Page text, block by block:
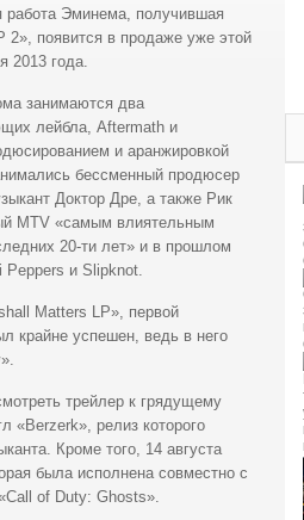
работа Эминема, получившая
2», появится в продаже уже этой
2013 года.
занимаются два
лейбла, Aftermath и
и аранжировкой
бессменный продюсер
Доктор Дре, а также Рик
MTV «самым влиятельным
20-ти лет» и в прошлом
Peppers и Slipknot.
Matters LP», первой
крайне успешен, ведь в него
трейлер к грядущему
«Berzerk», релиз которого
Кроме того, 14 августа
была исполнена совместно с
of Duty: Ghosts».